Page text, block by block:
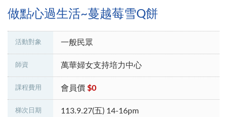
做點心過生活~蔓越莓雪Q餅
活動對象 一般民眾
師資 萬華婦女支持培力中心
課程費用 會員價 $0
梯次日期 113.9.27(五) 14-16pm